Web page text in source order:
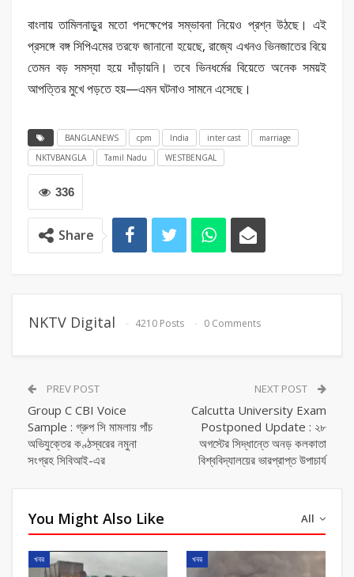
বাংলায় তামিলনাড়ুর মতো পদক্ষেপের সম্ভাবনা নিয়েও প্রশ্ন উঠছে। এই
প্রসঙ্গে বঙ্গ সিপিএমের তরফে জানানো হয়েছে, রাজ্যে এখনও ভিনজাতের বিয়ে
তেমন বড় সমস্যা হয়ে দাঁড়ায়নি। তবে ভিনধর্মের বিয়েতে অনেক সময়ই
আপত্তির মুখে পড়তে হয়—এমন ঘটনাও সামনে এসেছে।
BANGLANEWS cpm India inter cast
marriage
NKTVBANGLA
Tamil Nadu WESTBENGAL
336
Share
NKTV Digital 4210 Posts 0 Comments
PREV POST
Group C CBI Voice
Sample : গ্রুপ সি মামলায় পাঁচ
অভিযুক্তের কণ্ঠস্বরের নমুনা
সংগ্রহ সিবিআই-এর
NEXT POST
Calcutta University Exam
Postponed Update : ২৮
অগস্টের সিদ্ধান্তে অনড় কলকাতা
বিশ্ববিদ্যালয়ের ভারপ্রাপ্ত উপাচার্য
All
You Might Also Like
খবর খবর